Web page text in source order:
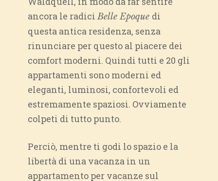
ancora le radici Belle Epoque di
questa antica residenza, senza
rinunciare per questo al piacere dei
comfort moderni. Quindi tutti e 20 gli
appartamenti sono moderni ed
eleganti, luminosi, confortevoli ed
estremamente spaziosi. Ovviamente
colpeti di tutto punto.
Perciò, mentre ti godi lo spazio e la
libertà di una vacanza in un
appartamento per vacanze sul